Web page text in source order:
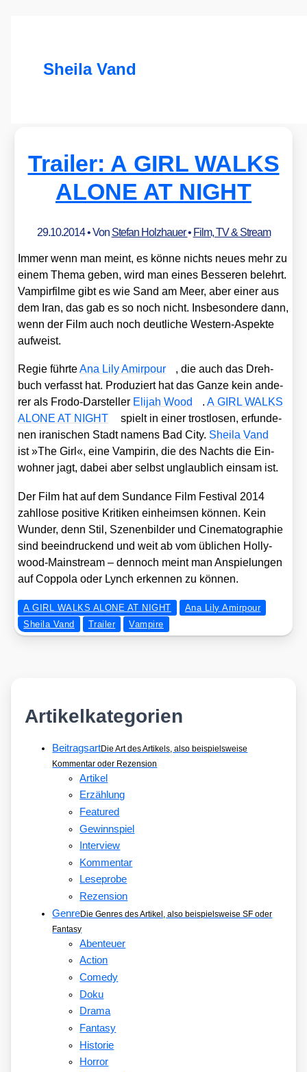
Sheila Vand
Trailer: A GIRL WALKS
ALONE AT NIGHT
29.10.2014• Von Stefan Holzhauer• Film, TV & Stream
Immer wenn man meint, es kön­ne nichts neu­es mehr zu
einem The­ma geben, wird man eines Bes­se­ren belehrt.
Vam­pir­fil­me gibt es wie Sand am Meer, aber einer aus
dem Iran, das gab es so noch nicht. Ins­be­son­de­re dann,
wenn der Film auch noch deut­li­che Wes­tern-Aspek­te
auf­weist.
Regie führ­teAna Lily Amir­pour
, die auch das Dreh­
buch ver­fasst hat. Pro­du­ziert hat das Gan­ze kein ande­
rer als Fro­do-Dar­stel­ler Eli­jah Wood .A GIRL WALKS
ALONE AT NIGHT
spielt in einer trost­lo­sen, erfun­de­
nen ira­ni­schen Stadt namens Bad City. Shei­la Vand
ist »The Girl«, eine Vam­pi­rin, die des Nachts die Ein­
woh­ner jagt, dabei aber selbst unglaub­lich ein­sam ist.
Der Film hat auf dem Sun­dance Film Fes­ti­val 2014
zahl­lo­se posi­ti­ve Kri­ti­ken ein­heim­sen kön­nen. Kein
Wun­der, denn Stil, Sze­nen­bil­der und Cine­ma­to­gra­phie
sind beein­dru­ckend und weit ab vom übli­chen Hol­ly­
wood-Main­stream – den­noch meint man Anspie­lun­gen
auf Cop­po­la oder Lynch erken­nen zu kön­nen.
A GIRL WALKS ALONE AT NIGHT
Ana Lily Amirpour
Sheila Vand
Trailer Vampire
Artikelkategorien
BeitragsartDie Art des Artikels, also beispielsweise
Kommentar oder Rezension
Artikel
Erzählung
Featured
Gewinnspiel
Interview
Kommentar
Leseprobe
Rezension
GenreDie Genres des Artikel, also beispielsweise SF oder
Fantasy
Abenteuer
Action
Comedy
Doku
Drama
Fantasy
Historie
Horror